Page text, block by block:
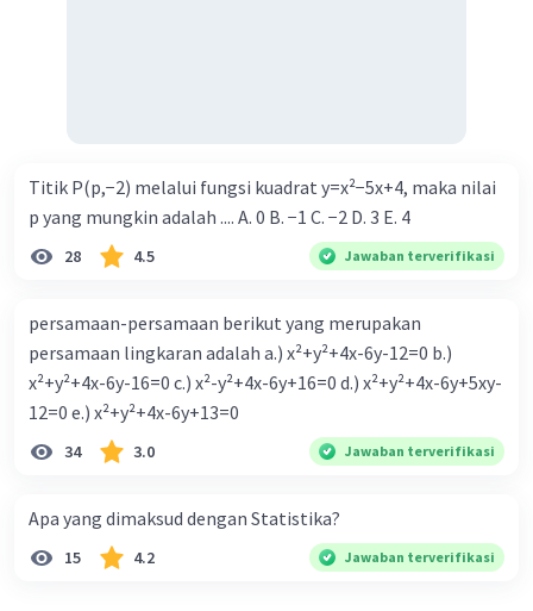
Titik P(p,−2) melalui fungsi kuadrat y=x²−5x+4, maka nilai
p yang mungkin adalah .... A. 0 B. −1 C. −2 D. 3 E. 4
28 4.5 Jawaban terverifikasi
persamaan-persamaan berikut yang merupakan
persamaan lingkaran adalah a.) x²+y²+4x-6y-12=0 b.)
x²+y²+4x-6y-16=0 c.) x²-y²+4x-6y+16=0 d.) x²+y²+4x-6y+5xy-
12=0 e.) x²+y²+4x-6y+13=0
34 3.0 Jawaban terverifikasi
Apa yang dimaksud dengan Statistika?
15 4.2 Jawaban terverifikasi